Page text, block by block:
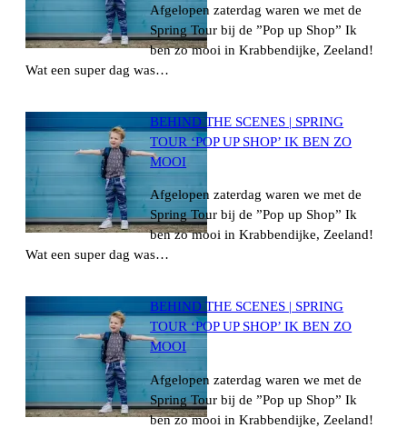
Afgelopen zaterdag waren we met de
Spring Tour bij de ”Pop up Shop” Ik
ben zo mooi in Krabbendijke, Zeeland!
Wat een super dag was…
BEHIND THE SCENES | SPRING
TOUR ‘POP UP SHOP’ IK BEN ZO
MOOI
Afgelopen zaterdag waren we met de
Spring Tour bij de ”Pop up Shop” Ik
ben zo mooi in Krabbendijke, Zeeland!
Wat een super dag was…
BEHIND THE SCENES | SPRING
TOUR ‘POP UP SHOP’ IK BEN ZO
MOOI
Afgelopen zaterdag waren we met de
Spring Tour bij de ”Pop up Shop” Ik
ben zo mooi in Krabbendijke, Zeeland!